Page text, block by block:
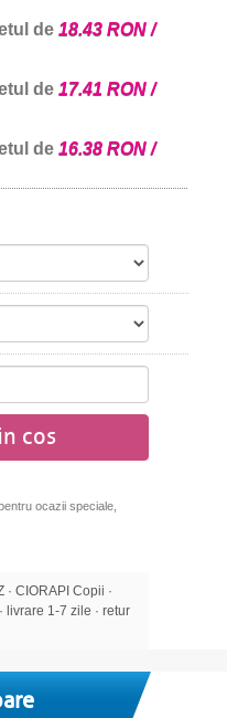
de 18.43 RON /
de 17.41 RON /
de 16.38 RON /
cos
ocazii speciale,
· CIORAPI Copii ·
livrare 1-7 zile · retur